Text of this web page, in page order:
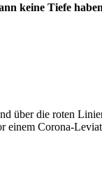
keine Tiefe
über die roten
einem Corona-